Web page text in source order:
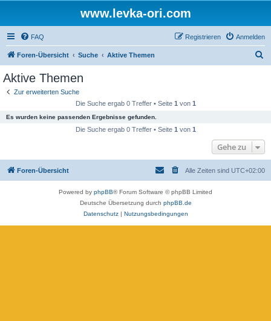
www.levka-ori.com
FAQ Anmelden
Registrieren
Foren-Übersicht Suche Aktive Themen
Aktive Themen
Zur erweiterten Suche
Die Suche ergab 0 Treffer • Seite 1 von 1
Es wurden keine passenden Ergebnisse gefunden.
Die Suche ergab 0 Treffer • Seite 1 von 1
Gehe zu
Foren-Übersicht Alle Zeiten sind UTC+02:00
Powered by phpBB® Forum Software © phpBB Limited
Deutsche Übersetzung durch phpBB.de
Datenschutz| Nutzungsbedingungen